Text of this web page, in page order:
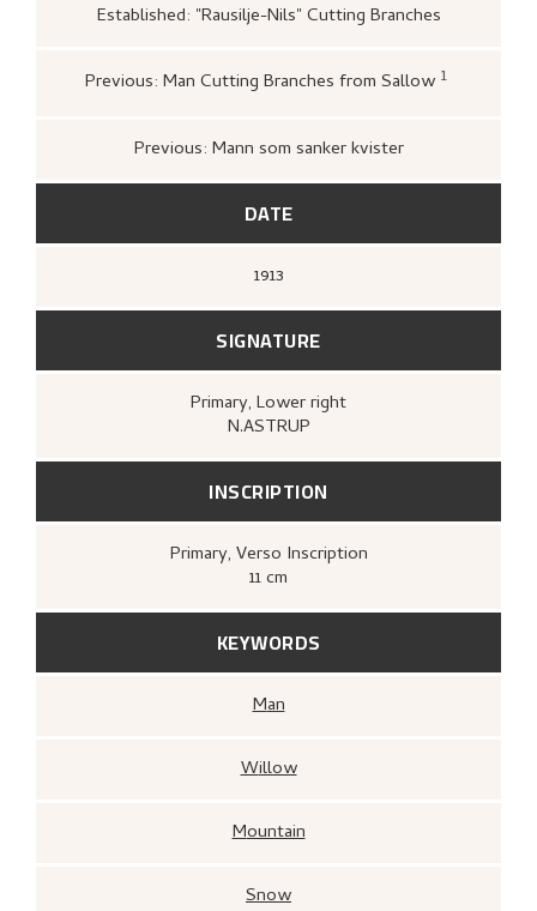
Established: "Rausilje-Nils" Cutting Branches
Previous: Man Cutting Branches from Sallow 1
Artes, Henie-Onstad
Previous: Mann som sanker kvister
DATE
1913
SIGNATURE
Primary, Lower right
N.ASTRUP
INSCRIPTION
Primary, Verso Inscription
11 cm
KEYWORDS
Man
Willow
Mountain
Snow